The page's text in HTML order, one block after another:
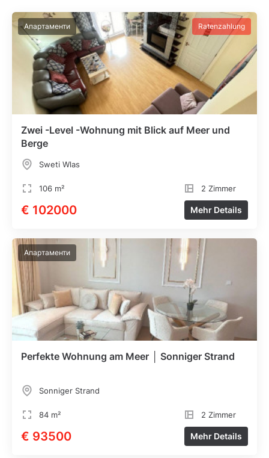
Апартаменти Ratenzahlung
Zwei -Level -Wohnung mit Blick auf Meer und
Berge
Sweti Wlas
106 m² 2 Zimmer
€ 102000 Mehr Details
Апартаменти
Perfekte Wohnung am Meer │ Sonniger Strand
Sonniger Strand
84 m² 2 Zimmer
€ 93500 Mehr Details